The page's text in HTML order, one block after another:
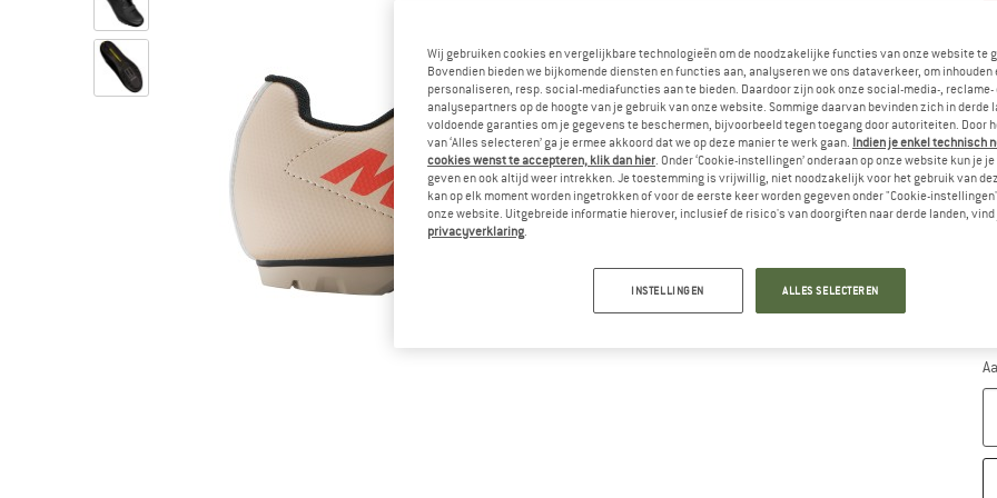
Wij gebruiken cookies en vergelijkbare technologieën om de noodzakelijke functies van onze website te
Bovendien bieden we bijkomende diensten en functies aan, analyseren we ons dataverkeer, om inhouden
personaliseren, resp. social-mediafuncties aan te bieden. Daardoor zijn ook onze social-media-, reclame-
analysepartners op de hoogte van je gebruik van onze website. Sommige daarvan bevinden zich in derde
voldoende garanties om je gegevens te beschermen, bijvoorbeeld tegen toegang door autoriteiten. Door
van ‘Alles selecteren’ ga je ermee akkoord dat we op deze manier te werk gaan. Indien je enkel technisch
cookies wenst te accepteren, klik dan hier. Onder ‘Cookie-instellingen’ onderaan op onze website kun je
geven en ook altijd weer intrekken. Je toestemming is vrijwillig, niet noodzakelijk voor het gebruik van
kan op elk moment worden ingetrokken of voor de eerste keer worden gegeven onder "Cookie-
onze website. Uitgebreide informatie hierover, inclusief de risico's van doorgiften naar derde landen, vind
privacyverklaring.
INSTELLINGEN ALLES SELECTEREN